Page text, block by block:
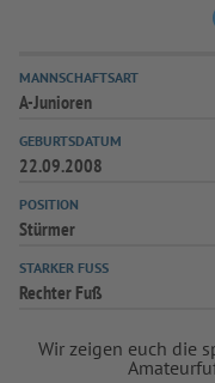
MANNSCHAFTSART
A-Junioren
GEBURTSDATUM
22.09.2008
POSITION
Stürmer
STARKER FUSS
Rechter Fuß
Wir zeigen euch die